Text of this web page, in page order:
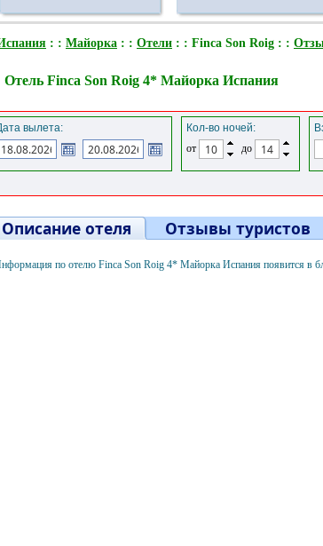
: : Майорка : : Отели : : Finca Son Roig : :
Отель Finca Son Roig 4* Майорка Испания
вылета:
Кол-во ночей:
от
до
Описание отеля Отзывы туристов
по отелю Finca Son Roig 4* Майорка Испания появится в